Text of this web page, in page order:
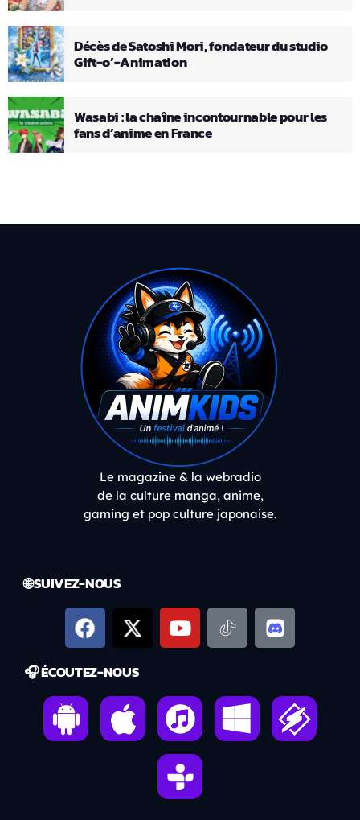
Décès de Satoshi Mori, fondateur du studio
Gift-o’-Animation
Wasabi : la chaîne incontournable pour les
fans d’anime en France
Le magazine & la webradio
de la culture manga, anime,
gaming et pop culture japonaise.
🌐 SUIVEZ-NOUS
🎧 ÉCOUTEZ-NOUS